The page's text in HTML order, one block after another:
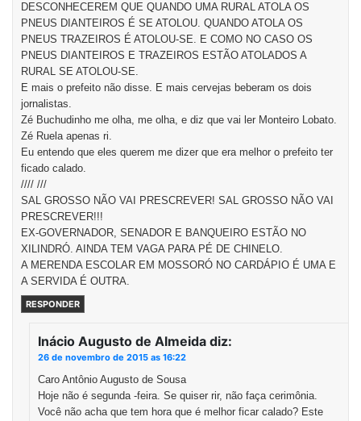
DESCONHECEREM QUE QUANDO UMA RURAL ATOLA OS
PNEUS DIANTEIROS É SE ATOLOU. QUANDO ATOLA OS
PNEUS TRAZEIROS É ATOLOU-SE. E COMO NO CASO OS
PNEUS DIANTEIROS E TRAZEIROS ESTÃO ATOLADOS A
RURAL SE ATOLOU-SE.
E mais o prefeito não disse. E mais cervejas beberam os dois
jornalistas.
Zé Buchudinho me olha, me olha, e diz que vai ler Monteiro Lobato.
Zé Ruela apenas ri.
Eu entendo que eles querem me dizer que era melhor o prefeito ter
ficado calado.
//// ///
SAL GROSSO NÃO VAI PRESCREVER! SAL GROSSO NÃO VAI
PRESCREVER!!!
EX-GOVERNADOR, SENADOR E BANQUEIRO ESTÃO NO
XILINDRÓ. AINDA TEM VAGA PARA PÉ DE CHINELO.
A MERENDA ESCOLAR EM MOSSORÓ NO CARDÁPIO É UMA E
A SERVIDA É OUTRA.
RESPONDER
Inácio Augusto de Almeida diz:
26 de novembro de 2015 as 16:22
Caro Antônio Augusto de Sousa
Hoje não é segunda -feira. Se quiser rir, não faça cerimônia.
Você não acha que tem hora que é melhor ficar calado? Este